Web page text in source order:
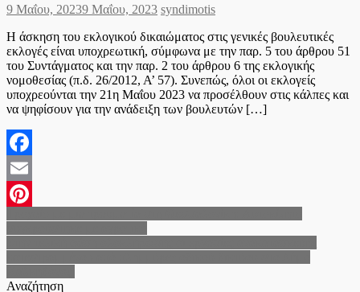
Posted
9 Μαΐου, 20239 Μαΐου, 2023 Author
syndimotis
Η άσκηση του εκλογικού δικαιώματος στις γενικές βουλευτικές
εκλογές είναι υποχρεωτική, σύμφωνα με την παρ. 5 του άρθρου 51
του Συντάγματος και την παρ. 2 του άρθρου 6 της εκλογικής
νομοθεσίας (π.δ. 26/2012, Α’ 57). Συνεπώς, όλοι οι εκλογείς
υποχρεούνται την 21η Μαΐου 2023 να προσέλθουν στις κάλπες και
να ψηφίσουν για την ανάδειξη των βουλευτών […]
Facebook
Email
Pinterest
Πλοήγηση
άρθρων
Αναζήτηση